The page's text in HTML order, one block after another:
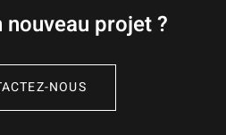
projet ?
NOUS